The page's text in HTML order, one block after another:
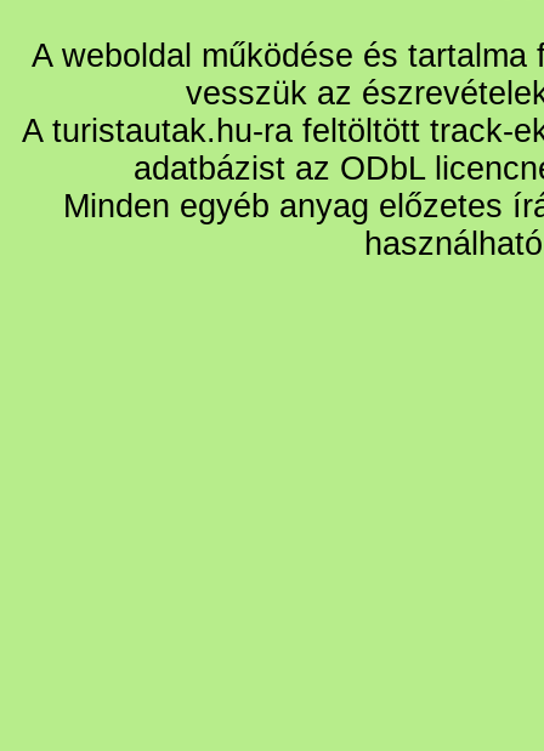
A weboldal működése és
vesszük az
A turistautak.hu-ra feltöltött track-
adatbázist az ODbL
Minden egyéb anyag előzetes